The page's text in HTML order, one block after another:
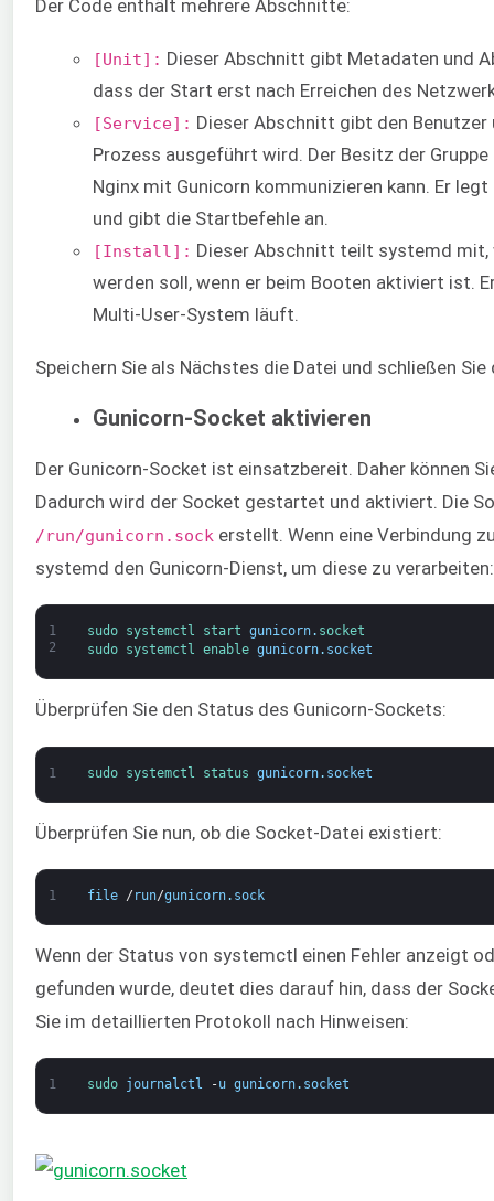
Der Code enthält mehrere Abschnitte:
[Unit]: Dieser Abschnitt gibt Metadaten und
dass der Start erst nach Erreichen des
[Service]: Dieser Abschnitt gibt den Benutzer
Prozess ausgeführt wird. Der Besitz der
Nginx mit Gunicorn kommunizieren kann. Er
und gibt die Startbefehle an.
[Install]: Dieser Abschnitt teilt systemd
werden soll, wenn er beim Booten aktiviert ist.
Multi-User-System läuft.
Speichern Sie als Nächstes die Datei und schließen Sie
Gunicorn-Socket aktivieren
Der Gunicorn-Socket ist einsatzbereit. Daher können
Dadurch wird der Socket gestartet und aktiviert. Die
/run/gunicorn.sock erstellt. Wenn eine Verbindung
systemd den Gunicorn-Dienst, um diese zu verarbeiten:
1
2
sudo systemctl start gunicorn. socket
sudo systemctl enable gunicorn. socket
Überprüfen Sie den Status des Gunicorn-Sockets:
1 sudo systemctl status gunicorn. socket
Überprüfen Sie nun, ob die Socket-Datei existiert:
1 file / run/gunicorn. sock
Wenn der Status von systemctl einen Fehler anzeigt
gefunden wurde, deutet dies darauf hin, dass der
Sie im detaillierten Protokoll nach Hinweisen:
1 sudo journalctl -u gunicorn. socket